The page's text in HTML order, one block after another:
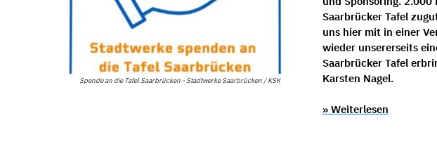
Spende an die Tafel Saarbrücken - Stadtwerke Saarbrücken / KSK
Saarbrücker Tafel
uns hier mit in einer
wieder unsererseits
Saarbrücker Tafel
Karsten Nagel.
» Weiterlesen